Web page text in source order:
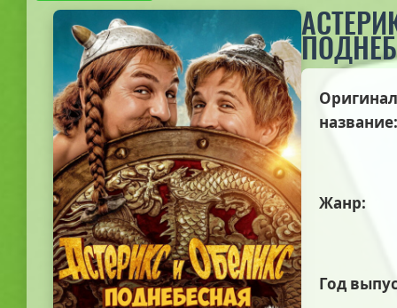
название:
Жанр:
Год